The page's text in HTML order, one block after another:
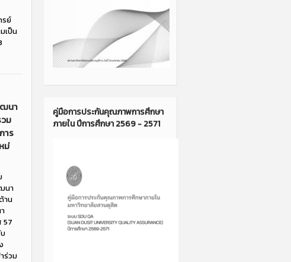
รย์
เป็น
นา
ม
าร
ม่
นา
าน
57
ร่วม
คู่มือการประกันคุณภาพการศึกษา
ภายใน ปีการศึกษา 2569 - 2571